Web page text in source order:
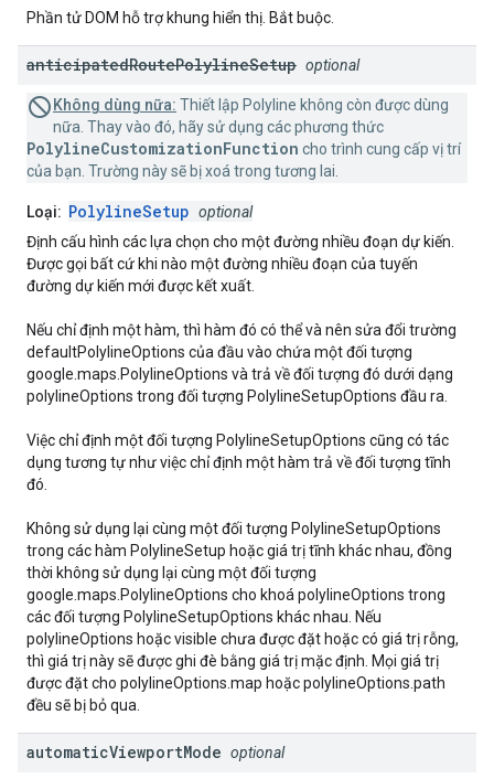
Phần tử DOM hỗ trợ khung hiển thị. Bắt buộc.
anticipatedRoutePolylineSetup optional
Không dùng nữa: Thiết lập Polyline không còn được dùng
nữa. Thay vào đó, hãy sử dụng các phương thức
PolylineCustomizationFunction cho trình cung cấp vị trí
của bạn. Trường này sẽ bị xoá trong tương lai.
Loại: PolylineSetup optional
Định cấu hình các lựa chọn cho một đường nhiều đoạn dự kiến.
Được gọi bất cứ khi nào một đường nhiều đoạn của tuyến
đường dự kiến mới được kết xuất.
Nếu chỉ định một hàm, thì hàm đó có thể và nên sửa đổi trường
defaultPolylineOptions của đầu vào chứa một đối tượng
google.maps.PolylineOptions và trả về đối tượng đó dưới dạng
polylineOptions trong đối tượng PolylineSetupOptions đầu ra.
Việc chỉ định một đối tượng PolylineSetupOptions cũng có tác
dụng tương tự như việc chỉ định một hàm trả về đối tượng tĩnh
đó.
Không sử dụng lại cùng một đối tượng PolylineSetupOptions
trong các hàm PolylineSetup hoặc giá trị tĩnh khác nhau, đồng
thời không sử dụng lại cùng một đối tượng
google.maps.PolylineOptions cho khoá polylineOptions trong
các đối tượng PolylineSetupOptions khác nhau. Nếu
polylineOptions hoặc visible chưa được đặt hoặc có giá trị rỗng,
thì giá trị này sẽ được ghi đè bằng giá trị mặc định. Mọi giá trị
được đặt cho polylineOptions.map hoặc polylineOptions.path
đều sẽ bị bỏ qua.
automaticViewportMode optional